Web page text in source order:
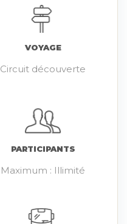
VOYAGE
Circuit découverte
PARTICIPANTS
Maximum : Illimité